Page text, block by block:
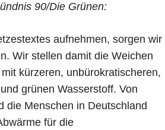
90/Die Grünen:
aufnehmen, sorgen wir
Wir stellen damit die Weichen
kürzeren, unbürokratischeren,
grünen Wasserstoff. Von
die Menschen in Deutschland
für die